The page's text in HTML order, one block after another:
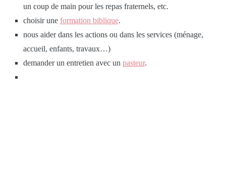
un coup de main pour les repas fraternels, etc.
choisir une formation biblique.
nous aider dans les actions ou dans les services (ménage,
accueil, enfants, travaux…)
demander un entretien avec un pasteur.